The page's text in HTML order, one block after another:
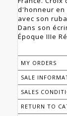
d'honneur en
avec son
Dans son
Époque IIIe
MY ORDERS
SALE
SALES
RETURN TO